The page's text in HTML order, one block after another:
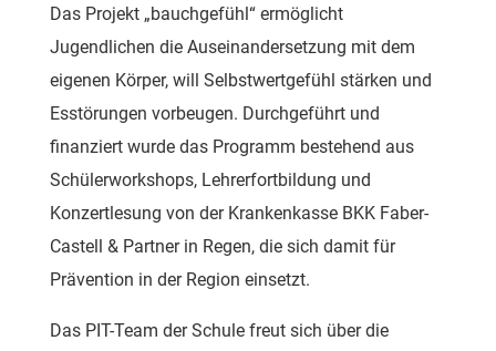
Das Projekt „bauchgefühl“ ermöglicht
Jugendlichen die Auseinandersetzung mit dem
eigenen Körper, will Selbstwertgefühl stärken und
Esstörungen vorbeugen. Durchgeführt und
finanziert wurde das Programm bestehend aus
Schülerworkshops, Lehrerfortbildung und
Konzertlesung von der Krankenkasse BKK Faber-
Castell & Partner in Regen, die sich damit für
Prävention in der Region einsetzt.
Das PIT-Team der Schule freut sich über die